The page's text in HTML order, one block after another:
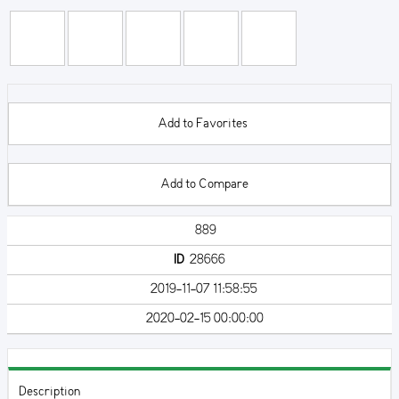
Add to Favorites
Add to Compare
889
ID28666
2019-11-07 11:58:55
2020-02-15 00:00:00
Description